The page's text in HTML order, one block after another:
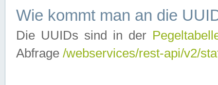
Wie kommt man an die
Die UUIDs sind in der
Abfrage /webservices/rest-api/v2/